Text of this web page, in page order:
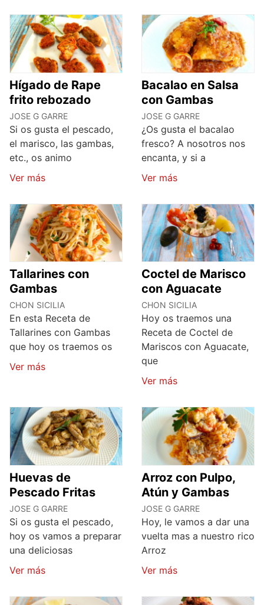
Hígado de Rape
frito rebozado
JOSE G GARRE
Si os gusta el pescado,
el marisco, las gambas,
etc., os animo
Ver más
Bacalao en Salsa
con Gambas
JOSE G GARRE
¿Os gusta el bacalao
fresco? A nosotros nos
encanta, y si a
Ver más
Tallarines con
Gambas
CHON SICILIA
En esta Receta de
Tallarines con Gambas
que hoy os traemos os
Ver más
Coctel de Marisco
con Aguacate
CHON SICILIA
Hoy os traemos una
Receta de Coctel de
Mariscos con Aguacate,
que
Ver más
Huevas de
Pescado Fritas
JOSE G GARRE
Si os gusta el pescado,
hoy os vamos a preparar
una deliciosas
Ver más
Arroz con Pulpo,
Atún y Gambas
JOSE G GARRE
Hoy, le vamos a dar una
vuelta mas a nuestro rico
Arroz
Ver más